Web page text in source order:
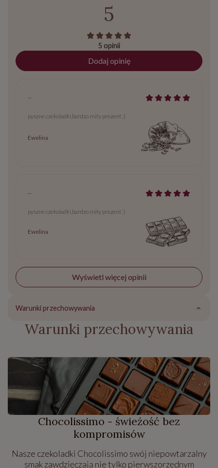
5
5 opinii
Dodaj opinię
-
pyszne czekoladki,bardzo miły prezent ;)
Ewelina
-
pyszne czekoladki,bardzo miły prezent ;)
Ewelina
Wyświetl więcej opinii
Warunki przechowywania
Warunki przechowywania
Chocolissimo - świeżość bez
kompromisów
Nasze czekoladki Chocolissimo swój niepowtarzalny
smak zawdzięczają nie tylko pierwszorzędnym